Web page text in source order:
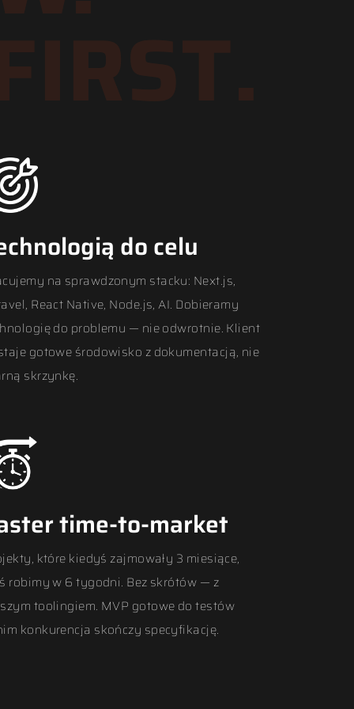
do celu
na sprawdzonym stacku: Next.js,
React Native, Node.js, AI. Dobieramy
do problemu — nie odwrotnie. Klient
gotowe środowisko z dokumentacją, nie
skrzynkę.
time-to-market
które kiedyś zajmowały 3 miesiące,
robimy w 6 tygodni. Bez skrótów — z
toolingiem. MVP gotowe do testów
konkurencja skończy specyfikację.